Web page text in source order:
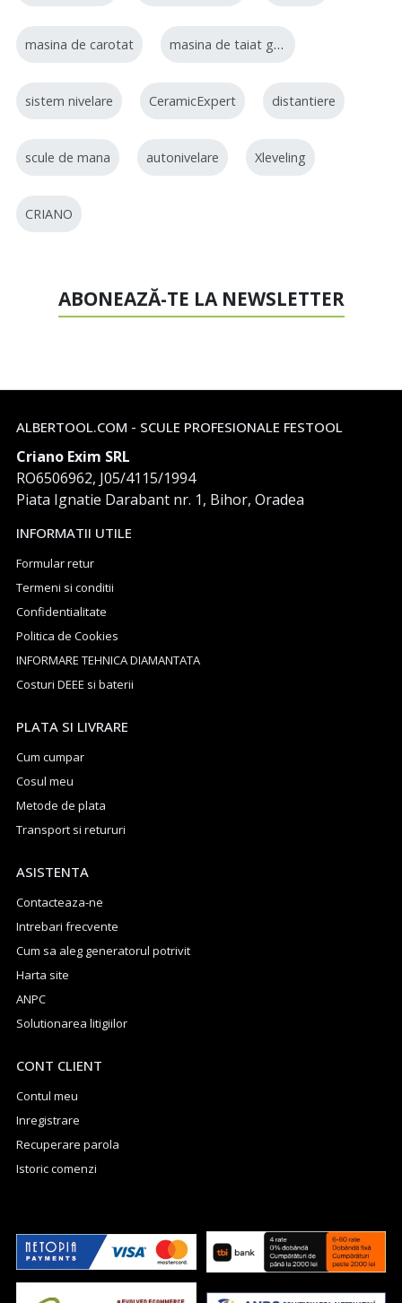
masina de carotat masina de taiat gresie
sistem nivelare CeramicExpert distantiere
scule de mana autonivelare Xleveling
CRIANO
ABONEAZĂ-TE LA NEWSLETTER
ALBERTOOL.COM - SCULE PROFESIONALE FESTOOL
Criano Exim SRL
RO6506962, J05/4115/1994
Piata Ignatie Darabant nr. 1, Bihor, Oradea
INFORMATII UTILE
Formular retur
Termeni si conditii
Confidentialitate
Politica de Cookies
INFORMARE TEHNICA DIAMANTATA
Costuri DEEE si baterii
PLATA SI LIVRARE
Cum cumpar
Cosul meu
Metode de plata
Transport si retururi
ASISTENTA
Contacteaza-ne
Intrebari frecvente
Cum sa aleg generatorul potrivit
Harta site
ANPC
Solutionarea litigiilor
CONT CLIENT
Contul meu
Inregistrare
Recuperare parola
Istoric comenzi